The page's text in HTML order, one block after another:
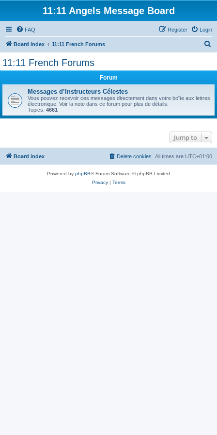
11:11 Angels Message Board
FAQ Login
Register
Board index 11:11 French Forums
11:11 French Forums
Forum
Messages d’Instructeurs Célestes
Vous pouvez recevoir ces messages directement dans votre boîte aux lettres
électronique. Voir la note dans ce forum pour plus de détails.
Topics: 4661
Jump to
Board index All times are UTC+01:00
Delete cookies
Powered by phpBB® Forum Software © phpBB Limited
Privacy| Terms